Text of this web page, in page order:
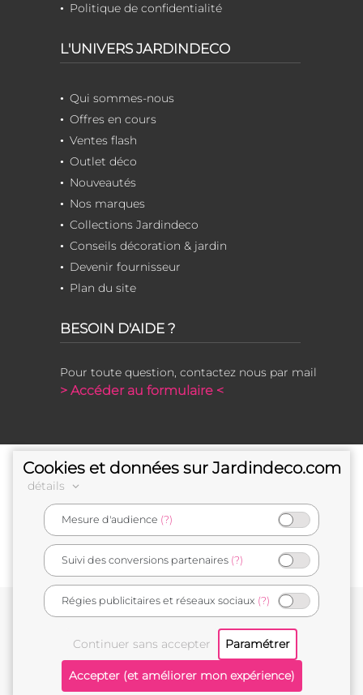
Politique de confidentialité
L'UNIVERS JARDINDECO
Qui sommes-nous
Offres en cours
Ventes flash
Outlet déco
Nouveautés
Nos marques
Collections Jardindeco
Conseils décoration & jardin
Devenir fournisseur
Plan du site
BESOIN D'AIDE ?
Pour toute question, contactez nous par mail
> Accéder au formulaire <
e-commerçant français
Mentions légales
Cookies et données sur Jardindeco.com
détails
Mesure d'audience (?)
Suivi des conversions partenaires (?)
Régies publicitaires et réseaux sociaux (?)